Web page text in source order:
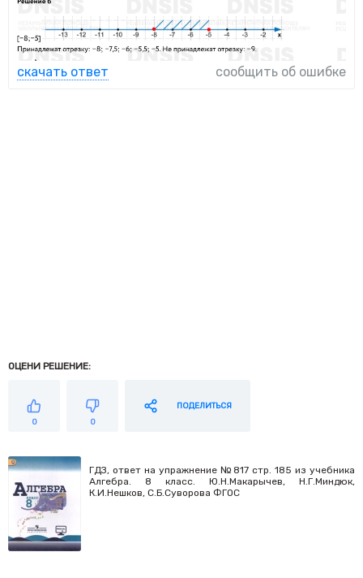
скачать ответ сообщить об ошибке
ОЦЕНИ РЕШЕНИЕ:
0 0
ПОДЕЛИТЬСЯ
ГДЗ, ответ на упражнение №817 стр. 185 из учебника
Алгебра. 8 класс. Ю.Н.Макарычев, Н.Г.Миндюк,
К.И.Нешков, С.Б.Суворова ФГОС